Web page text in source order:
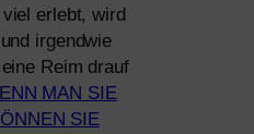
erlebt, wird
irgend­wie
Reim drauf
MAN SIE
SIE